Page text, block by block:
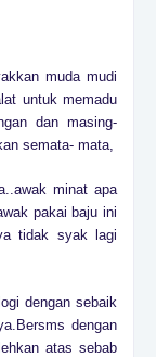
muda mudi
untuk memadu
dan masing-
semata- mata,
minat apa
pakai baju ini
tidak syak lagi
dengan sebaik
dengan
atas sebab